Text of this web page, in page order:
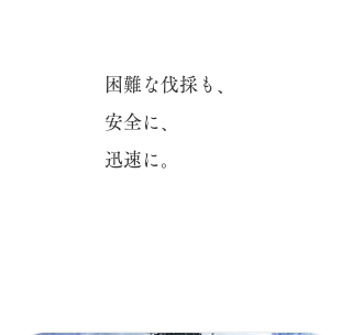
困難な伐採も、
安全に、
迅速に。